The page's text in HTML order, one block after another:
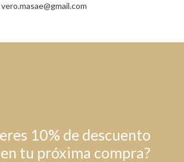
10% de descuento
en tu próxima compra?